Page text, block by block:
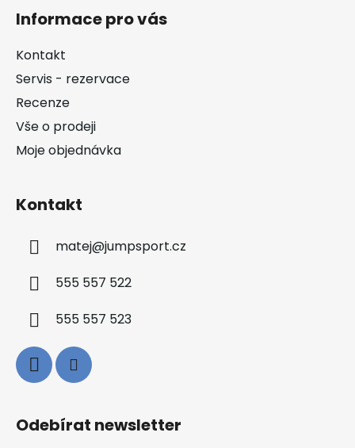
Informace pro vás
Kontakt
Servis - rezervace
Recenze
Vše o prodeji
Moje objednávka
Kontakt
matej@jumpsport.cz
555 557 522
555 557 523
Odebírat newsletter